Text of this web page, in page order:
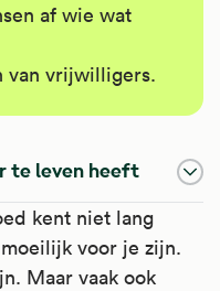
af wie wat
van vrijwilligers.
te leven heeft
kent niet lang
voor je zijn.
Maar vaak ook